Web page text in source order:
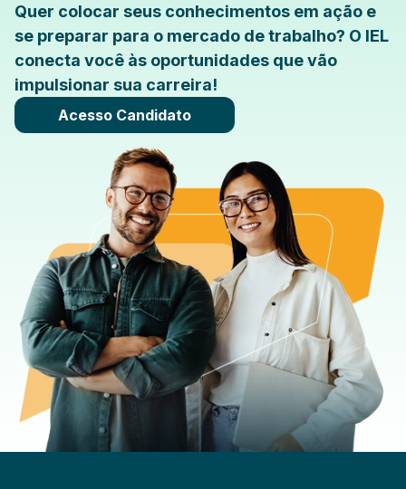
Quer colocar seus conhecimentos em ação e
se preparar para o mercado de trabalho? O IEL
conecta você às oportunidades que vão
impulsionar sua carreira!
Acesso Candidato